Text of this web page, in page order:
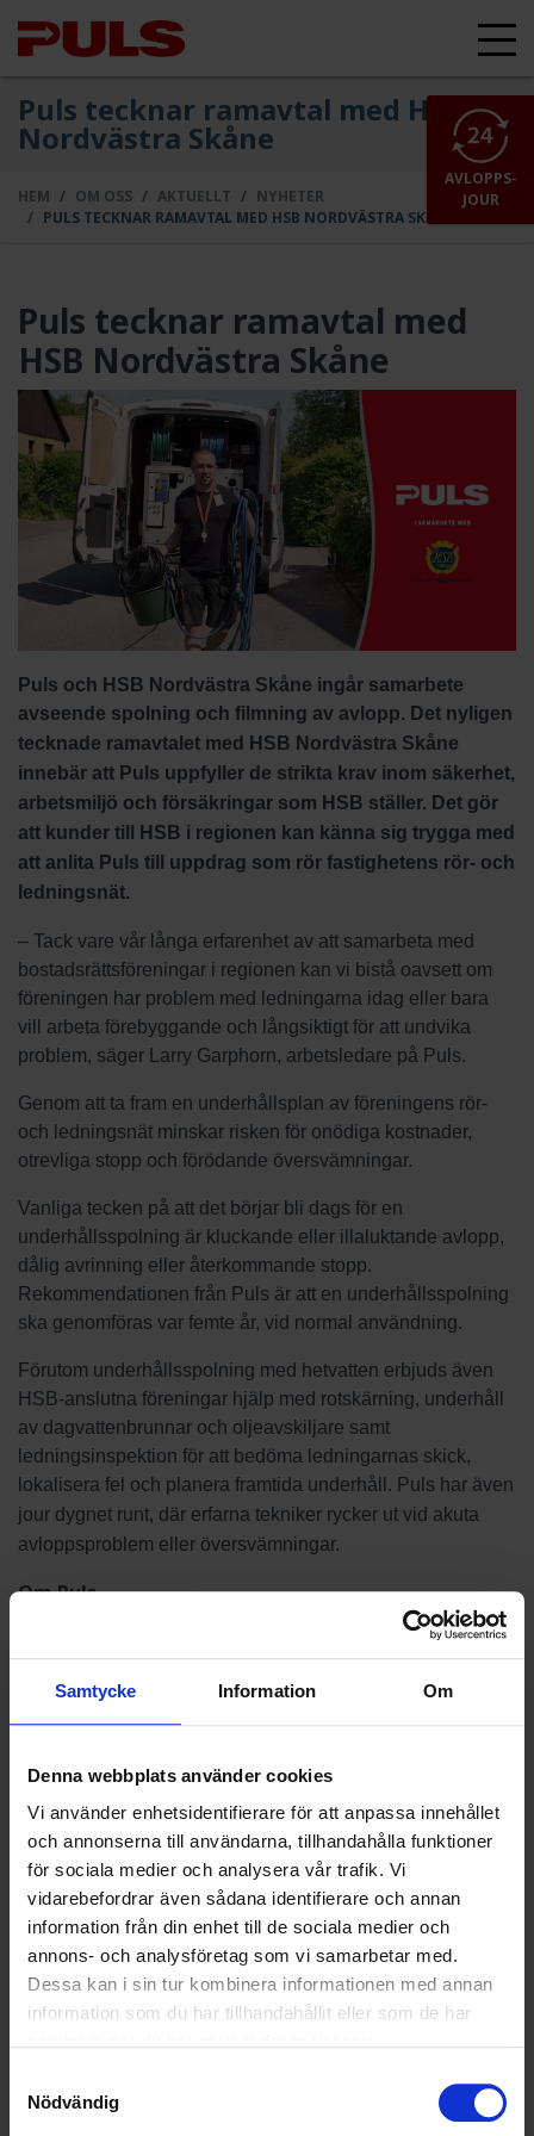
Samtycke Information Om
Denna webbplats använder cookies
Vi använder enhetsidentifierare för att anpassa innehållet
och annonserna till användarna, tillhandahålla funktioner
för sociala medier och analysera vår trafik. Vi
vidarebefordrar även sådana identifierare och annan
information från din enhet till de sociala medier och
annons- och analysföretag som vi samarbetar med.
Dessa kan i sin tur kombinera informationen med annan
information som du har tillhandahållit eller som de har
Nödvändig
Puls tecknar ramavtal med HSB
Nordvästra Skåne
HEM OM OSS AKTUELLT
NYHETER
PULS TECKNAR RAMAVTAL MED HSB NORDVÄSTRA SKÅNE
Puls tecknar ramavtal med
HSB Nordvästra Skåne
Puls och HSB Nordvästra Skåne ingår samarbete
avseende spolning och filmning av avlopp. Det nyligen
tecknade ramavtalet med HSB Nordvästra Skåne
innebär att Puls uppfyller de strikta krav inom säkerhet,
arbetsmiljö och försäkringar som HSB ställer. Det gör
att kunder till HSB i regionen kan känna sig trygga med
att anlita Puls till uppdrag som rör fastighetens rör- och
ledningsnät.
– Tack vare vår långa erfarenhet av att samarbeta med
bostadsrättsföreningar i regionen kan vi bistå oavsett om
föreningen har problem med ledningarna idag eller bara
vill arbeta förebyggande och långsiktigt för att undvika
problem, säger Larry Garphorn, arbetsledare på Puls.
Genom att ta fram en underhållsplan av föreningens rör-
och ledningsnät minskar risken för onödiga kostnader,
otrevliga stopp och förödande översvämningar.
Vanliga tecken på att det börjar bli dags för en
underhållsspolning är kluckande eller illaluktande avlopp,
dålig avrinning eller återkommande stopp.
Rekommendationen från Puls är att en underhållsspolning
ska genomföras var femte år, vid normal användning.
Förutom underhållsspolning med hetvatten erbjuds även
HSB-anslutna föreningar hjälp med rotskärning, underhåll
av dagvattenbrunnar och oljeavskiljare samt
ledningsinspektion för att bedöma ledningarnas skick,
lokalisera fel och planera framtida underhåll. Puls har även
jour dygnet runt, där erfarna tekniker rycker ut vid akuta
avloppsproblem eller översvämningar.
Om Puls
Puls – Planerad Underhållsservice AB – ser till att VA-nätet
möjligt. Tjänsteutbudet sträcker sig från akuta åtgärder till
helhetslösningar och entreprenader.
Om HSB Nordvästra Skåne
Med över 10 600 medlemmar förvaltar HSB Nordvästra
Skåne ca 180 bostadsrättsföreningar med runt 10 000
lägenheter i nordvästra Skåne. Grunden i HSB Nordvästra
Skånes filosofi är att välskötta fastigheter ger ett bra
boende. Läs mer påhsbnvs.se
NYHETSARKIV
TRANSPORT AV FARLIGT AVFALL OCH
SPECIALAVFALL
AVLOPPS-
JOUR